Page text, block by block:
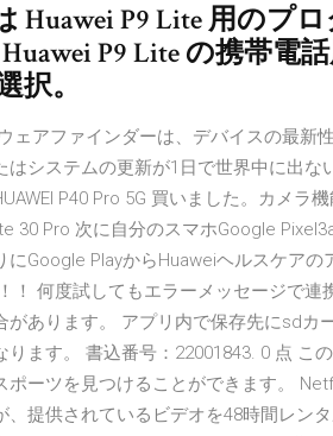
Huawei P9 Lite 用のプ
P9 Lite の携帯電
択。
ェアファインダーは、デバイスの最新
はシステムの更新が1日で世界中に出
P40 Pro 5G 買いました。カメラ
30 Pro 次に自分のスマホGoogle
にGoogle PlayからHuaweiヘルスケア
！ 何度試してもエラーメッセージで
があります。 アプリ内で保存先にsdカ
ります。 書込番号：22001843. 0 点 こ
ポーツを見つけることができます。
、提供されているビデオを48時間レン